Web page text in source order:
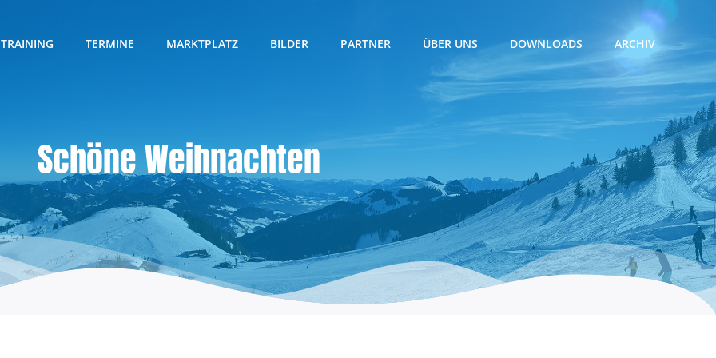
TRAINING TERMINE MARKTPLATZ BILDER PARTNER ÜBER UNS DOWNLOADS ARCHIV
Schöne Weihnachten